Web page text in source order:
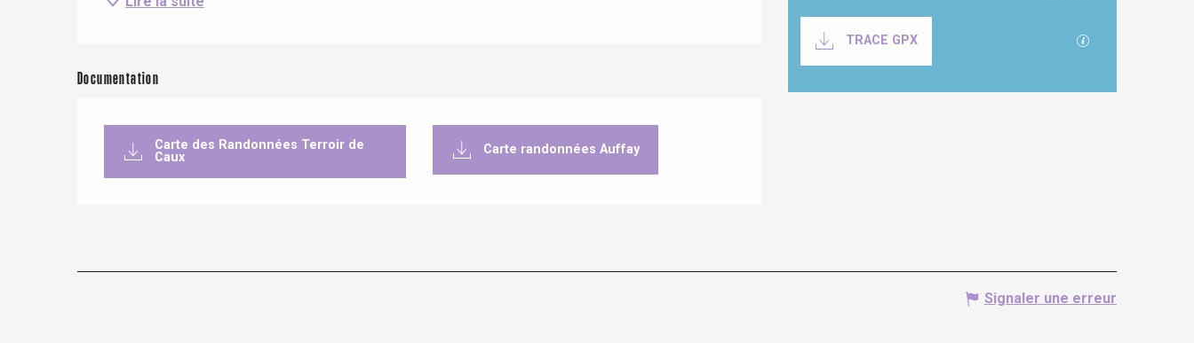
Paris 1h30
Documentation
TRACE GPX
Documentation
Carte des Randonnées Terroir de
Caux
Carte randonnées Auffay
Signaler une erreur